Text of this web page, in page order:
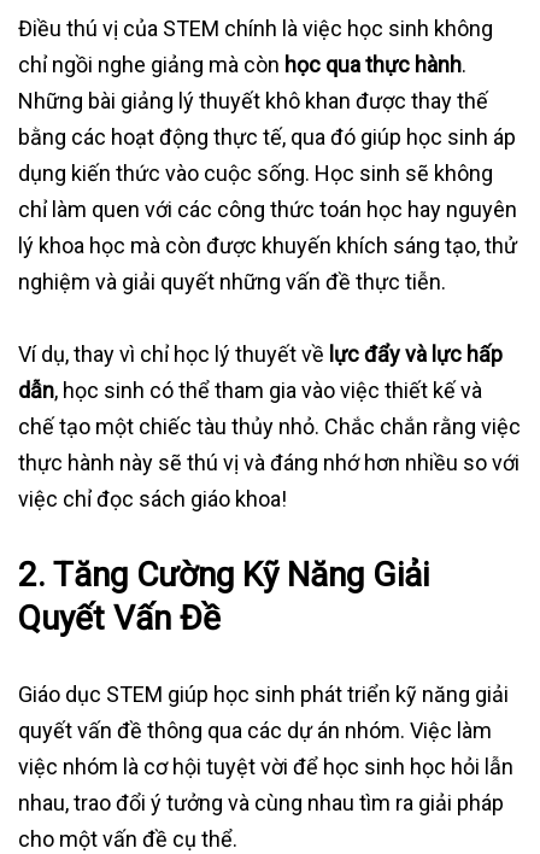
Điều thú vị của STEM chính là việc học sinh không
chỉ ngồi nghe giảng mà còn học qua thực hành.
Những bài giảng lý thuyết khô khan được thay thế
bằng các hoạt động thực tế, qua đó giúp học sinh áp
dụng kiến thức vào cuộc sống. Học sinh sẽ không
chỉ làm quen với các công thức toán học hay nguyên
lý khoa học mà còn được khuyến khích sáng tạo, thử
nghiệm và giải quyết những vấn đề thực tiễn.
Ví dụ, thay vì chỉ học lý thuyết về lực đẩy và lực hấp
dẫn, học sinh có thể tham gia vào việc thiết kế và
chế tạo một chiếc tàu thủy nhỏ. Chắc chắn rằng việc
thực hành này sẽ thú vị và đáng nhớ hơn nhiều so với
việc chỉ đọc sách giáo khoa!
2. Tăng Cường Kỹ Năng Giải
Quyết Vấn Đề
Giáo dục STEM giúp học sinh phát triển kỹ năng giải
quyết vấn đề thông qua các dự án nhóm. Việc làm
việc nhóm là cơ hội tuyệt vời để học sinh học hỏi lẫn
nhau, trao đổi ý tưởng và cùng nhau tìm ra giải pháp
cho một vấn đề cụ thể.